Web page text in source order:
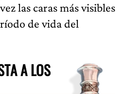
las caras más visibles
de vida del
A LOS